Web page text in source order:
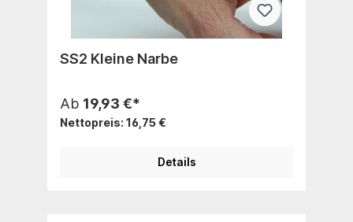
SS2 Kleine Narbe
Ab 19,93 €*
Nettopreis: 16,75 €
Details